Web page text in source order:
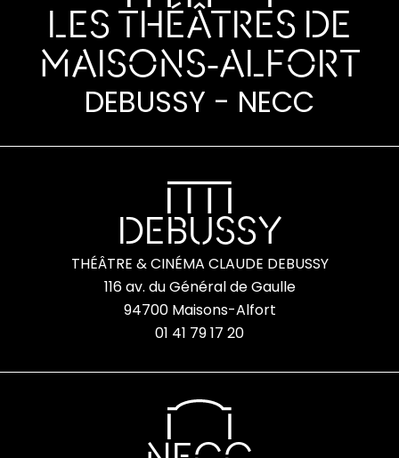
LES THÉÂTRES DE
MAISONS-ALFORT
DEBUSSY - NECC
DEBUSSY
THÉÂTRE & CINÉMA CLAUDE DEBUSSY
116 av. du Général de Gaulle
94700 Maisons-Alfort
01 41 79 17 20